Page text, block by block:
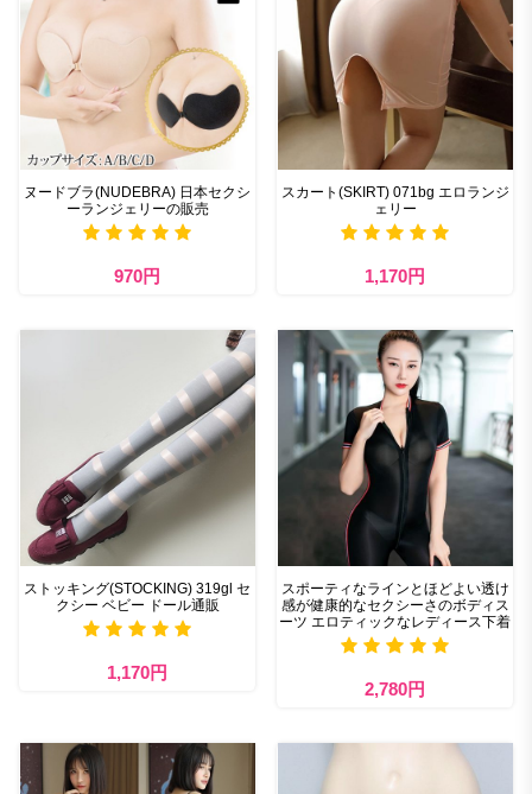
ヌードブラ(NUDEBRA) 日本セクシ
ーランジェリーの販売
970円
スカート(SKIRT) 071bg エロランジ
ェリー
1,170円
ストッキング(STOCKING) 319gl セ
クシー ベビー ドール通販
1,170円
スポーティなラインとほどよい透け
感が健康的なセクシーさのボディス
ーツ エロティックなレディース下着
2,780円